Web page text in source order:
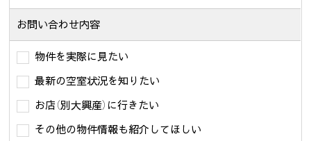
お問い合わせ内容
物件を実際に見たい
最新の空室状況を知りたい
お店（別大興産）に行きたい
その他の物件情報も紹介してほしい